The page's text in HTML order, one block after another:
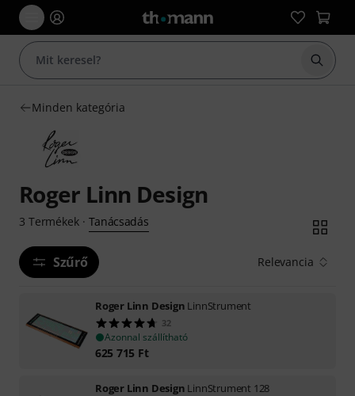
Minden kategória
Roger Linn Design
3 Termékek· Tanácsadás
Szűrő Relevancia
Roger Linn Design LinnStrument
32
Azonnal szállítható
625 715 Ft
Roger Linn Design LinnStrument 128